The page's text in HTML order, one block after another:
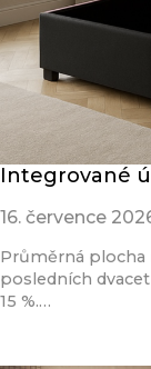
Integrované
16. července
Průměrná plocha
posledních
15 %.…